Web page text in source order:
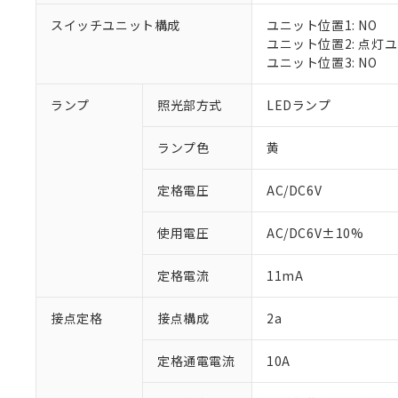
スイッチユニット構成
ユニット位置1: NO
ユニット位置2: 点灯
ユニット位置3: NO
ランプ 照光部方式 LEDランプ
ランプ色 黄
定格電圧 AC/DC6V
使用電圧 AC/DC6V±10%
定格電流 11mA
接点定格 接点構成 2a
定格通電電流 10A
ご利用条件
以下の条件をお読
当社制御機
在庫状況お
のであり、
い。
当社販売員
ている必要
対応予定：EU
対応予定なし：
調査・確認中：
非該当品：ライセ
仕入先様の事情に
があります。
六価クロム(Cr(Ⅵ))
ル（DBP） 1000ppm
但し、RoHS指令で産業
フタル酸エステル類の
※2 対応予定月
※1 中国
「－」：未確認で
*中国RoHS10物質の基
Pb(鉛) :1000ppm、 Hg(
Cr(Ⅵ)(六価クロム) :
DBP(フタル酸ジブチル
「ｅ」：有害物質
う）を輸出
などの必要な
ます。
当社は貴社
当社は、貴
記
号
○ 一定数
△ 一定数
－
在庫な